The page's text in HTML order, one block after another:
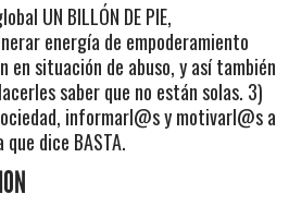
UN BILLÓN DE PIE,
energía de empoderamiento
en situación de abuso, y así también
saber que no están solas. 3)
informarl@s y motivarl@s a
dice BASTA.